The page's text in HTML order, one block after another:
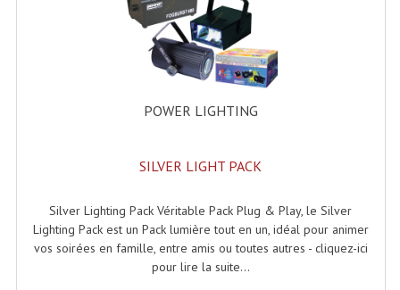
Enceintes Monitoring
Filtres Actifs, Correcteurs
Filtres Passifs
Haut-Parleurs Amplis Guitare
Moteurs Pavillons Pour Enceinte
POWER LIGHTING
SILVER LIGHT PACK
Silver Lighting Pack Véritable Pack Plug & Play, le Silver
Lighting Pack est un Pack lumière tout en un, idéal pour animer
vos soirées en famille, entre amis ou toutes autres - cliquez-ici
pour lire la suite...